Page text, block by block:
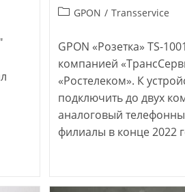
Рубрика
GPON / Transservice
GPON «Розетка» TS-
компанией
«Ростелеком». К
подключить до двух
аналоговый
филиалы в конце 2022